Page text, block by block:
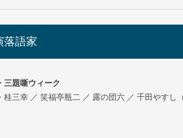
落語家
三題噺ウィーク
桂三幸 ／ 笑福亭瓶二 ／ 露の団六 ／ 千田やす